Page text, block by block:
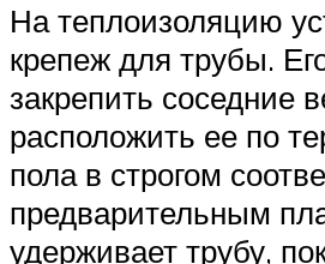
На теплоизоляцию
крепеж для трубы.
закрепить соседние
расположить ее по
пола в строгом
предварительным
удерживает трубу,